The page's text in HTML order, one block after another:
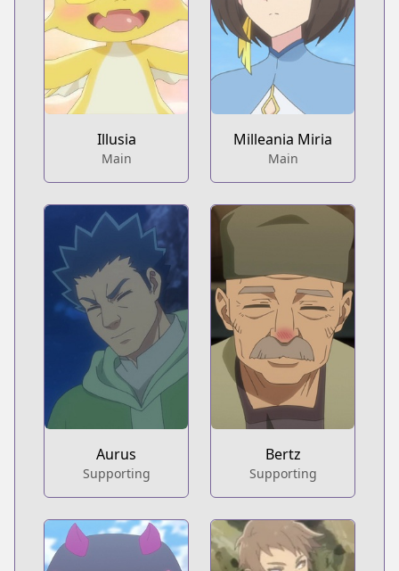
Illusia
Main
Milleania Miria
Main
Aurus
Supporting
Bertz
Supporting